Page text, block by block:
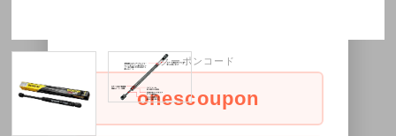
クーポンコード
onescoupon